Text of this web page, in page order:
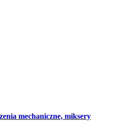
mechaniczne, miksery